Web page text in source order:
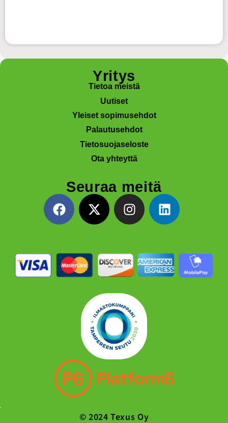
Yritys
Tietoa meistä
Uutiset
Yleiset sopimusehdot
Palautusehdot
Tietosuojaseloste
Ota yhteyttä
Seuraa meitä
© 2024 Texus Oy